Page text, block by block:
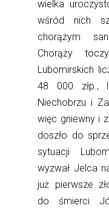
wielka
wśród nich
chorążym
Chorąży
Lubomirskich
48 000 złp.,
Niechobrzu i
więc gniewny i
doszło do
sytuacji
wyzwał Jelca
już pierwsze
do śmierci